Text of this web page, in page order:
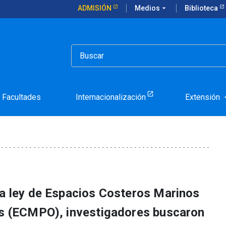
ADMISIÓN Medios arrow_drop_down Biblioteca
Facultades Internacionalización Extensión
y oportunidades de
originarios
ley de Espacios Costeros Marinos
(ECMPO), investigadores buscaron